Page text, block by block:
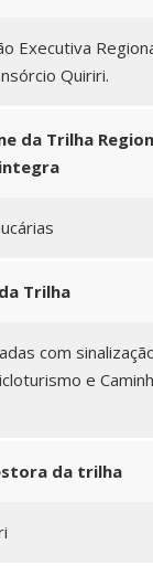
Executiva
Quiriri.
da Trilha
Trilha
com
e
da trilha